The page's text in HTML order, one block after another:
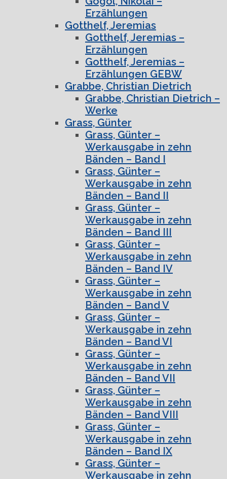
Erzählungen
Gotthelf, Jeremias
Gotthelf, Jeremias –
Erzählungen
Gotthelf, Jeremias –
Erzählungen GEBW
Grabbe, Christian Dietrich
Grabbe, Christian Dietrich –
Werke
Grass, Günter
Grass, Günter –
Werkausgabe in zehn
Bänden – Band I
Grass, Günter –
Werkausgabe in zehn
Bänden – Band II
Grass, Günter –
Werkausgabe in zehn
Bänden – Band III
Grass, Günter –
Werkausgabe in zehn
Bänden – Band IV
Grass, Günter –
Werkausgabe in zehn
Bänden – Band V
Grass, Günter –
Werkausgabe in zehn
Bänden – Band VI
Grass, Günter –
Werkausgabe in zehn
Bänden – Band VII
Grass, Günter –
Werkausgabe in zehn
Bänden – Band VIII
Grass, Günter –
Werkausgabe in zehn
Bänden – Band IX
Grass, Günter –
Werkausgabe in zehn